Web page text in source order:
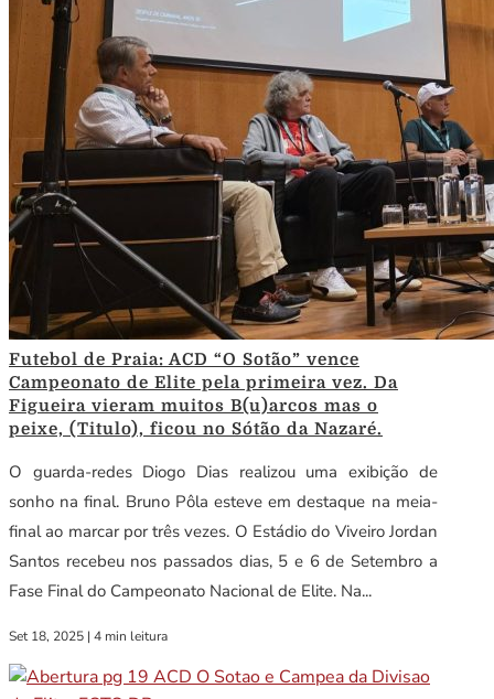
Futebol de Praia: ACD “O Sotão” vence
Campeonato de Elite pela primeira vez. Da
Figueira vieram muitos B(u)arcos mas o
peixe, (Titulo), ficou no Sótão da Nazaré.
O guarda-redes Diogo Dias realizou uma exibição de
sonho na final. Bruno Pôla esteve em destaque na meia-
final ao marcar por três vezes. O Estádio do Viveiro Jordan
Santos recebeu nos passados dias, 5 e 6 de Setembro a
Fase Final do Campeonato Nacional de Elite. Na...
Set 18, 2025 | 4 min leitura